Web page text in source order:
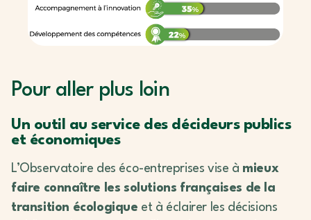
Pour aller plus loin
Un outil au service des décideurs publics
et économiques
L’Observatoire des éco-entreprises vise à mieux
faire connaître les solutions françaises de la
transition écologique et à éclairer les décisions